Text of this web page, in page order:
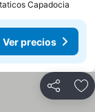
Capadocia
Ver precios
Compartir